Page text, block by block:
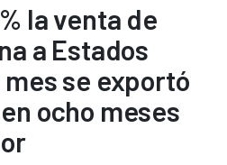
la venta de
a Estados
se exportó
ocho meses